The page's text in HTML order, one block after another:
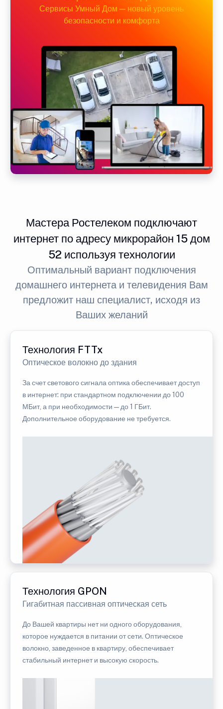
Сервисы Умный Дом — новый уровень
безопасности и комфорта
Мастера Ростелеком подключают
интернет по адресу микрорайон 15 дом
52 используя технологии
Оптимальный вариант подключения
домашнего интернета и телевидения Вам
предложит наш специалист, исходя из
Ваших желаний
Технология FTTx
Оптическое волокно до здания
За счет светового сигнала оптика обеспечивает доступ
в интернет: при стандартном подключении до 100
МБит, а при необходимости — до 1 ГБит.
Дополнительное оборудование не требуется.
Технология GPON
Гигабитная пассивная оптическая сеть
До Вашей квартиры нет ни одного оборудования,
которое нуждается в питании от сети. Оптическое
волокно, заведенное в квартиру, обеспечивает
стабильный интернет и высокую скорость.